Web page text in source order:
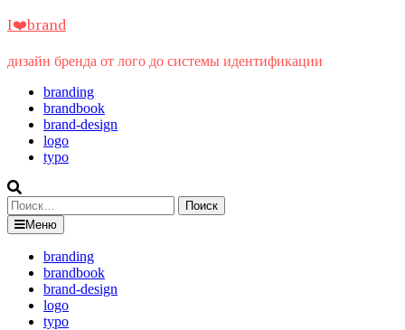
Перейти
содержимому
I❤️brand
дизайн бренда от лого до системы идентификации
branding
brandbook
brand-design
logo
typo
Найти:
Меню
branding
brandbook
brand-design
logo
typo